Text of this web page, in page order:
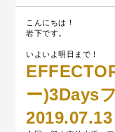
こんにちは！
岩下です。
いよいよ明日まで！
ー)3Days